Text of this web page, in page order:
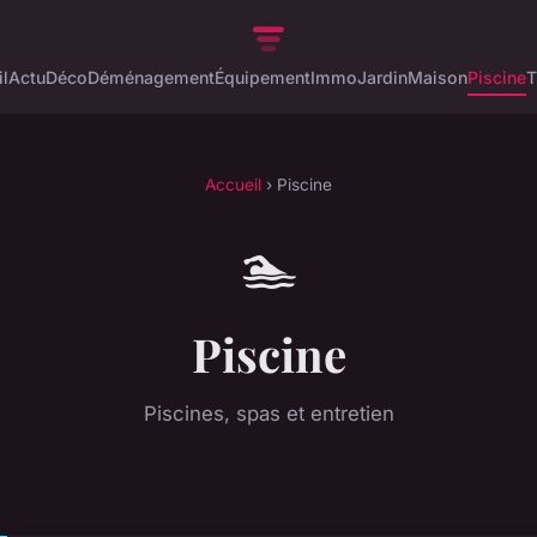
ActuDécoDéménagementÉquipementImmoJardinMaisonPiscine
Accueil › Piscine
🏊
Piscine
Piscines, spas et entretien